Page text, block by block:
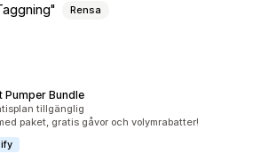
Rensa
Bundle
totalt
tillgänglig
paket, gratis gåvor och volymrabatter!